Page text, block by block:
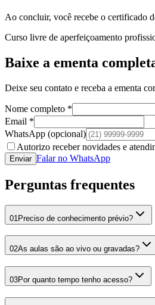
Ao concluir, você recebe o certificado
Curso livre de aperfeiçoamento
Baixe a ementa
Deixe seu contato e receba a ementa
Nome completo *
Email *
WhatsApp (opcional)
Autorizo receber novidades e
Enviar Falar no WhatsApp
Perguntas frequentes
01 Preciso de conhecimento prévio?
02As aulas são ao vivo ou gravadas?
03Por quanto tempo tenho acesso?